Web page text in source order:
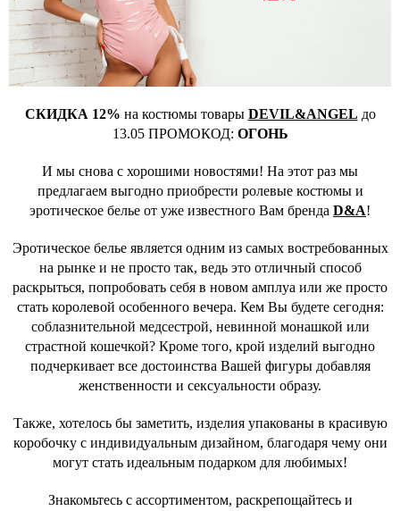
СКИДКА 12% на костюмы товары DEVIL&ANGEL до
13.05 ПРОМОКОД: ОГОНЬ
И мы снова с хорошими новостями! На этот раз мы
предлагаем выгодно приобрести ролевые костюмы и
эротическое белье от уже известного Вам бренда D&A!
Эротическое белье является одним из самых востребованных
на рынке и не просто так, ведь это отличный способ
раскрыться, попробовать себя в новом амплуа или же просто
стать королевой особенного вечера. Кем Вы будете сегодня:
соблазнительной медсестрой, невинной монашкой или
страстной кошечкой? Кроме того, крой изделий выгодно
подчеркивает все достоинства Вашей фигуры добавляя
женственности и сексуальности образу.
Также, хотелось бы заметить, изделия упакованы в красивую
коробочку с индивидуальным дизайном, благодаря чему они
могут стать идеальным подарком для любимых!
Знакомьтесь с ассортиментом, раскрепощайтесь и